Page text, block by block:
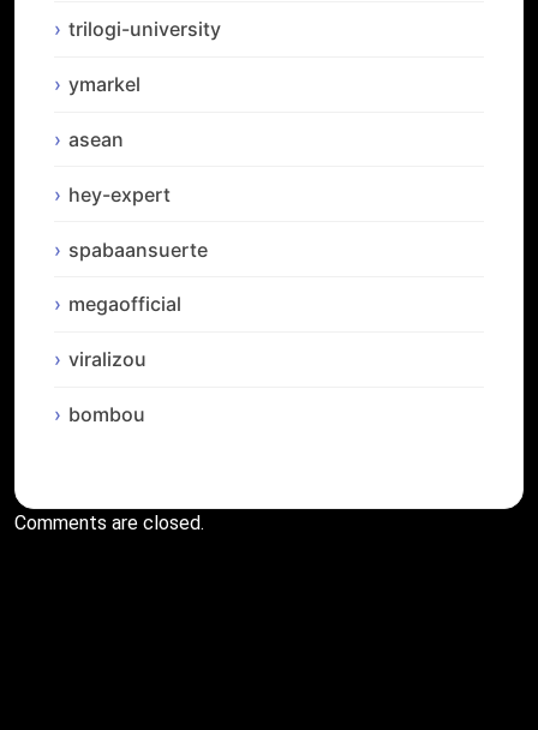
trilogi-university
ymarkel
asean
hey-expert
spabaansuerte
megaofficial
viralizou
bombou
Comments are closed.